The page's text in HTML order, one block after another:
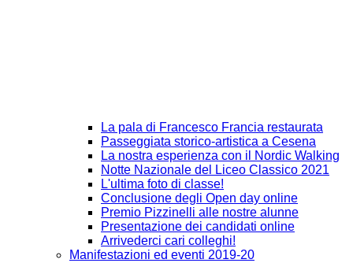
La pala di Francesco Francia restaurata
Passeggiata storico-artistica a Cesena
La nostra esperienza con il Nordic Walking
Notte Nazionale del Liceo Classico 2021
L'ultima foto di classe!
Conclusione degli Open day online
Premio Pizzinelli alle nostre alunne
Presentazione dei candidati online
Arrivederci cari colleghi!
Manifestazioni ed eventi 2019-20